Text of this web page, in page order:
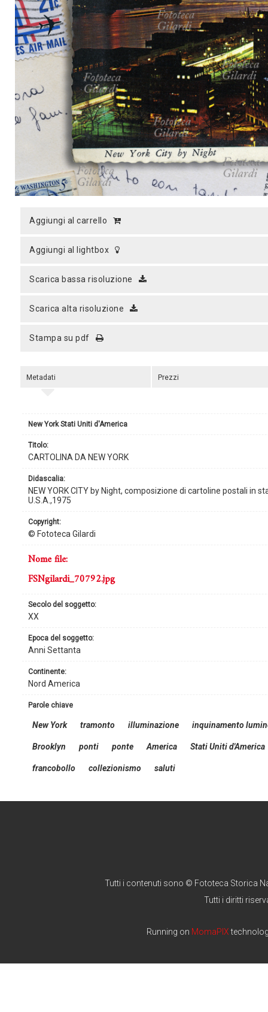
aggiungi al carrello
aggiungi al lightbox
scarica bassa risoluzione
scarica alta risoluzione
stampa su pdf
Metadati
New York Stati Uniti d'America
titolo:
CARTOLINA DA NEW YORK
didascalia:
NEW YORK CITY by Night, composizione di cartoline postali in
U.S.A.,1975
copyright:
© Fototeca Gilardi
continente:
Nord America
secolo del soggetto:
XX
epoca del soggetto:
Anni Settanta
nome file:
FSNgilardi_70792.jpg
parole chiave
New York tramonto illuminazione inquinamento
Brooklyn ponti ponte America Stati Uniti d'America
francobollo collezionismo saluti
Prezzi
Tutti i contenuti sono © Fototeca Storica
Tutti i diritti
Running on MomaPIX